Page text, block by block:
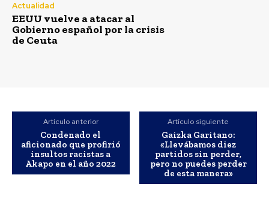
Semana Santa
Actualidad
EEUU vuelve a atacar al
Gobierno español por la crisis
de Ceuta
Artículo anterior
Condenado el
aficionado que profirió
insultos racistas a
Akapo en el año 2022
Artículo siguiente
Gaizka Garitano:
«Llevábamos diez
partidos sin perder,
pero no puedes perder
de esta manera»